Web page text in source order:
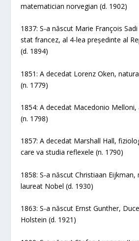
matematician norvegian (d. 1902)
1837: S-a născut Marie François
stat francez, al 4-lea președinte al
(d. 1894)
1851: A decedat Lorenz Oken,
(n. 1779)
1854: A decedat Macedonio
(n. 1798)
1857: A decedat Marshall Hall,
care va studia reflexele (n. 1790)
1858: S-a născut Christiaan Eijkman,
laureat Nobel (d. 1930)
1863: S-a născut Ernst Gunther,
Holstein (d. 1921)